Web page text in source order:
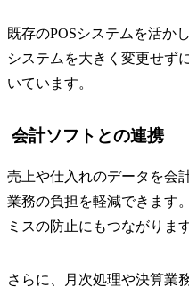
既存のPOSシステムを活か
システムを大きく変更せず
いています。
会計ソフトとの連携
売上や仕入れのデータを会
業務の負担を軽減できます
ミスの防止にもつながります
さらに、月次処理や決算業